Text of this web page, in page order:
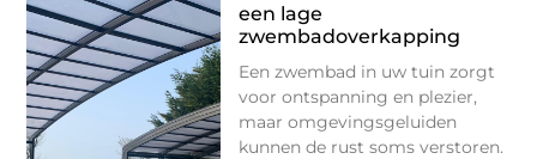
een lage
zwembadoverkapping
Een zwembad in uw tuin zorgt
voor ontspanning en plezier,
maar omgevingsgeluiden
kunnen de rust soms verstoren.